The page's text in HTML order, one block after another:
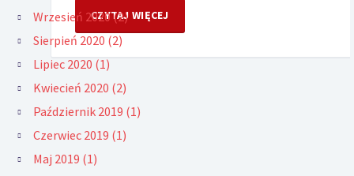
CZYTAJ WIĘCEJ
Wrzesień 2020 (2)
Sierpień 2020 (2)
Lipiec 2020 (1)
Kwiecień 2020 (2)
Październik 2019 (1)
Czerwiec 2019 (1)
Maj 2019 (1)